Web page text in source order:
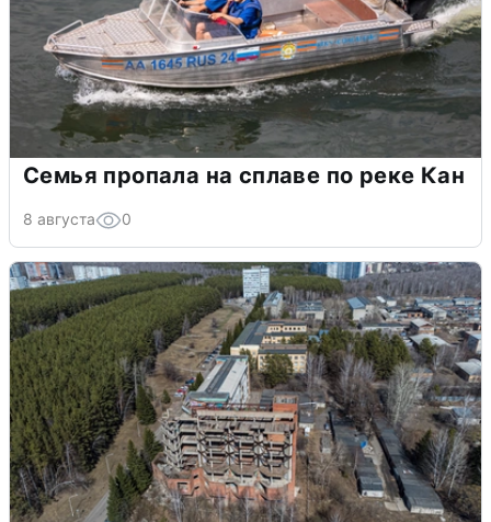
Семья пропала на сплаве по реке Кан
8 августа 0